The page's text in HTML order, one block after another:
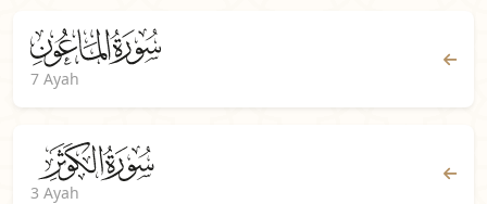
7 Ayah
3 Ayah